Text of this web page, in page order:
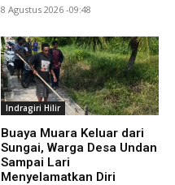
8 Agustus 2026 -09:48
Indragiri Hilir
Buaya Muara Keluar dari
Sungai, Warga Desa Undan
Sampai Lari
Menyelamatkan Diri